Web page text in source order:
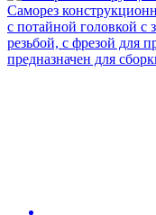
Саморез
c потайной головкой
резьбой, с фрезой для
предназначен для